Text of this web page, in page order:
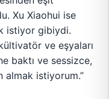
Xu Xiaohui ise
istiyor gibiydi.
ve eşyaları
baktı ve sessizce,
almak istiyorum.”